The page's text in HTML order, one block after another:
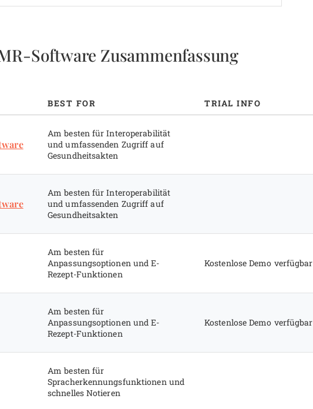
Software Zusammenfassung
BEST FOR TRIAL INFO
Am besten für Interoperabilität
und umfassenden Zugriff auf
Gesundheitsakten
Am besten für Interoperabilität
und umfassenden Zugriff auf
Gesundheitsakten
Am besten für
Anpassungsoptionen und E-
Rezept-Funktionen
Kostenlose Demo verfügbar
Am besten für
Anpassungsoptionen und E-
Rezept-Funktionen
Kostenlose Demo verfügbar
Am besten für
Spracherkennungsfunktionen und
schnelles Notieren